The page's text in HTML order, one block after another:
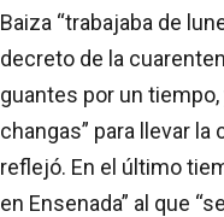
Baiza “trabajaba de
decreto de la
guantes por un
changas” para llevar la
reflejó. En el último
en Ensenada” al que